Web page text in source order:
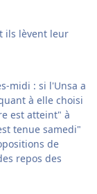
ils lèvent leur
midi : si l'Unsa a
à elle choisi
est atteint" à
tenue samedi"
de
repos des